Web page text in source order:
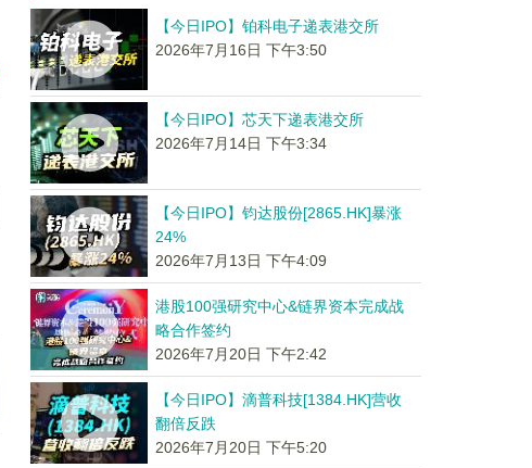
【今日IPO】铂科电子递表港交所
2026年7月16日 下午3:50
【今日IPO】芯天下递表港交所
2026年7月14日 下午3:34
【今日IPO】钧达股份[2865.HK]暴涨
24%
2026年7月13日 下午4:09
港股100强研究中心&链界资本完成战
略合作签约
2026年7月20日 下午2:42
【今日IPO】滴普科技[1384.HK]营收
翻倍反跌
2026年7月20日 下午5:20